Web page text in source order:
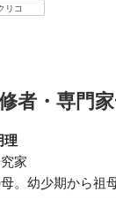
リコ
者・専門
理
家
。幼少期から祖